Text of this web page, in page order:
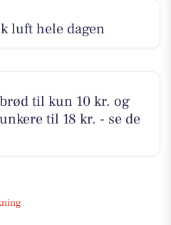
luft hele dagen
til kun 10 kr. og
til 18 kr. - se de